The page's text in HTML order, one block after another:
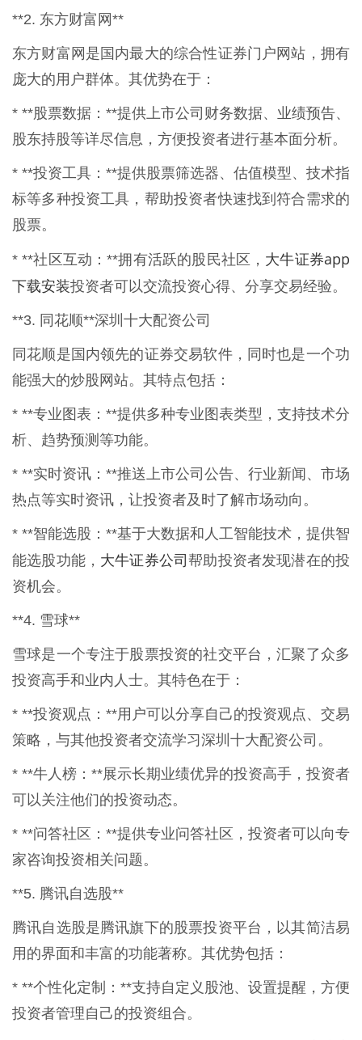
**2. 东方财富网**
东方财富网是国内最大的综合性证券门户网站，拥有
庞大的用户群体。其优势在于：
* **股票数据：**提供上市公司财务数据、业绩预告、
股东持股等详尽信息，方便投资者进行基本面分析。
* **投资工具：**提供股票筛选器、估值模型、技术指
标等多种投资工具，帮助投资者快速找到符合需求的
股票。
* **社区互动：**拥有活跃的股民社区， 大牛证券app
下载安装投资者可以交流投资心得、分享交易经验。
**3. 同花顺**深圳十大配资公司
同花顺是国内领先的证券交易软件，同时也是一个功
能强大的炒股网站。其特点包括：
* **专业图表：**提供多种专业图表类型，支持技术分
析、趋势预测等功能。
* **实时资讯：**推送上市公司公告、行业新闻、市场
热点等实时资讯，让投资者及时了解市场动向。
* **智能选股：**基于大数据和人工智能技术，提供智
能选股功能， 大牛证券公司帮助投资者发现潜在的投
资机会。
**4. 雪球**
雪球是一个专注于股票投资的社交平台，汇聚了众多
投资高手和业内人士。其特色在于：
* **投资观点：**用户可以分享自己的投资观点、交易
策略，与其他投资者交流学习深圳十大配资公司。
* **牛人榜：**展示长期业绩优异的投资高手，投资者
可以关注他们的投资动态。
* **问答社区：**提供专业问答社区，投资者可以向专
家咨询投资相关问题。
**5. 腾讯自选股**
腾讯自选股是腾讯旗下的股票投资平台，以其简洁易
用的界面和丰富的功能著称。其优势包括：
* **个性化定制：**支持自定义股池、设置提醒，方便
投资者管理自己的投资组合。